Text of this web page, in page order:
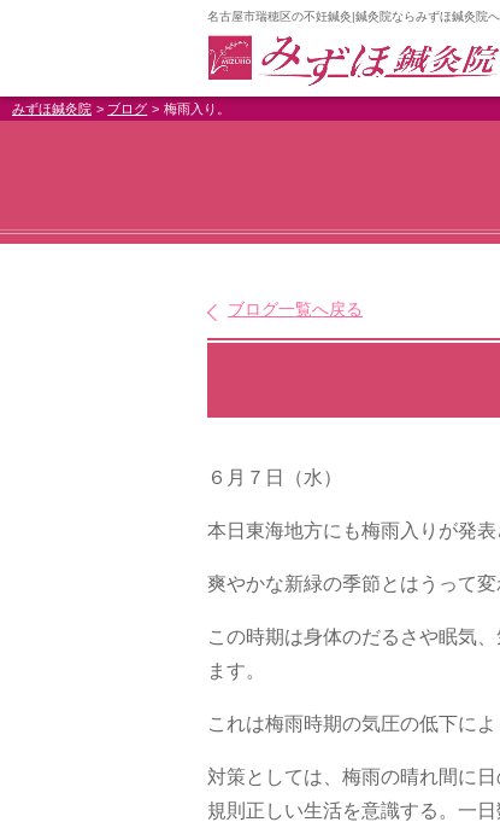
名古屋市瑞穂区の不妊鍼灸|鍼灸院ならみずほ鍼灸院へ
みずほ鍼灸院 ブログ 梅雨入り。
ブログ一覧へ戻る
６月７日（水）
本日東海地方にも梅雨入りが発表
爽やかな新緑の季節とはうって
この時期は身体のだるさや眠気
ます。
これは梅雨時期の気圧の低下に
対策としては、梅雨の晴れ間に日
規則正しい生活を意識する。一